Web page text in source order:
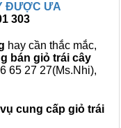
ĐƯỢC ƯA
303
hay cần thắc mắc,
bán giỏ trái cây
65 27 27(Ms.Nhi),
cung cấp giỏ trái